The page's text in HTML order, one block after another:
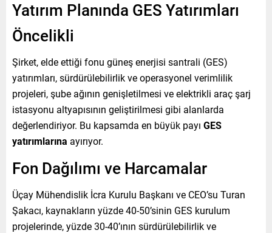
Yatırım Planında GES Yatırımları
Öncelikli
Şirket, elde ettiği fonu güneş enerjisi santrali (GES)
yatırımları, sürdürülebilirlik ve operasyonel verimlilik
projeleri, şube ağının genişletilmesi ve elektrikli araç şarj
istasyonu altyapısının geliştirilmesi gibi alanlarda
değerlendiriyor. Bu kapsamda en büyük payı GES
yatırımlarına ayırıyor.
Fon Dağılımı ve Harcamalar
Üçay Mühendislik İcra Kurulu Başkanı ve CEO’su Turan
Şakacı, kaynakların yüzde 40-50’sinin GES kurulum
projelerinde, yüzde 30-40’ının sürdürülebilirlik ve